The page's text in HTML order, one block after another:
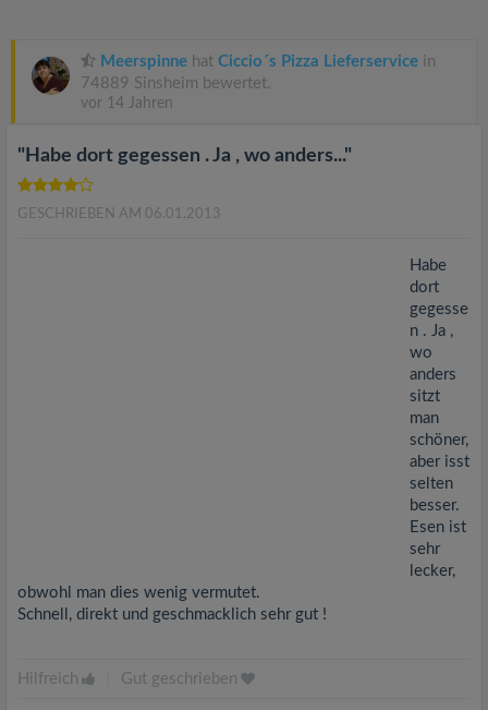
Meerspinne hat Ciccio´s Pizza Lieferservice in
74889 Sinsheim bewertet.
vor 14 Jahren
"Habe dort gegessen . Ja , wo anders..."
GESCHRIEBEN AM 06.01.2013
Habe
dort
gegesse
n . Ja ,
wo
anders
sitzt
man
schöner,
aber isst
selten
besser.
Esen ist
sehr
lecker,
obwohl man dies wenig vermutet.
Schnell, direkt und geschmacklich sehr gut !
Hilfreich Gut geschrieben
a
t